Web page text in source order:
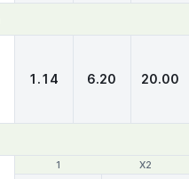
1.14 6.20 20.00
1 X2
1 X2